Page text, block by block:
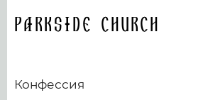
Parkside Church
Конфессия